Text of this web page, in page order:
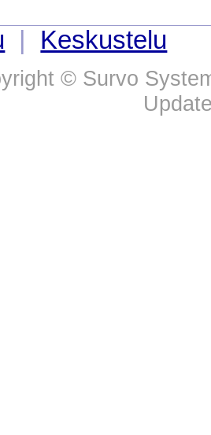
Keskustelu
© Survo